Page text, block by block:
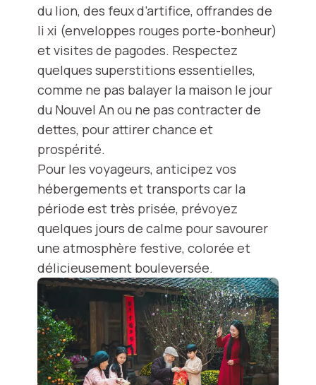
du lion, des feux d’artifice, offrandes de
li xi (enveloppes rouges porte-bonheur)
et visites de pagodes. Respectez
quelques superstitions essentielles,
comme ne pas balayer la maison le jour
du Nouvel An ou ne pas contracter de
dettes, pour attirer chance et
prospérité.
Pour les voyageurs, anticipez vos
hébergements et transports car la
période est très prisée, prévoyez
quelques jours de calme pour savourer
une atmosphère festive, colorée et
délicieusement bouleversée.